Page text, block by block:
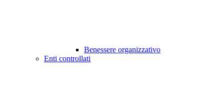
Benessere organizzativo
Enti controllati